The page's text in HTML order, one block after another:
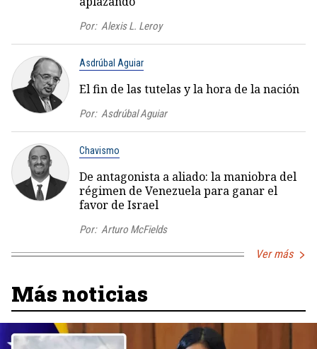
Por: Alexis L. Leroy
Asdrúbal Aguiar
El fin de las tutelas y la hora de la nación
Por: Asdrúbal Aguiar
Chavismo
De antagonista a aliado: la maniobra del
régimen de Venezuela para ganar el
favor de Israel
Por: Arturo McFields
Ver más
Más noticias